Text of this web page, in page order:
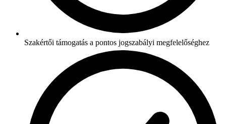
Szakértői támogatás a pontos jogszabályi megfelelőséghez